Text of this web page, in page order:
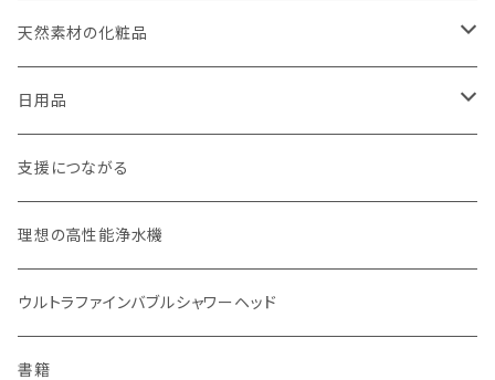
weck（ドイツ生まれのガラス容器）
パーツ
スタッシャー（シリコンの保存容器）
お弁当箱
無塗装カトラリー
マイボトル
Ecoffee Cup（環境にやさしい竹素材）
玄米（定期便）
白米（定期便）
分づき米（定期便）
玄米（1回購入）
白米（1回購入）
分づき米（1回購入）
天然素材の化粧品
日焼け止め
ヘアケア
スキンケア
リップバーム
国産シャンプーバー・コンディショナーバー
日用品
国産シャンプーバー・コンディショナーバー
オーラルケア
生分解性ソープ類・せっけん
アメニティー・バス用品
支援につながる
理想の高性能浄水機
ウルトラファインバブルシャワーヘッド
書籍